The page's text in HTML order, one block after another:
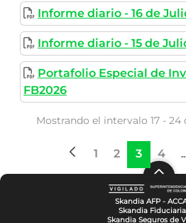
Informe diario - 16 de
Informe diario - 15 de
Portafolio Especial de
FB2026
Mostrando el intervalo 17 - 24
Página
1 Página
2 Página
3 4
Skandia AFP -
Skandia Fiduciaria
Skandia Seguros de